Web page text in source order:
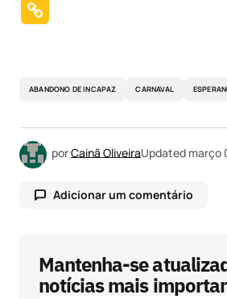
ABANDONO DE INCAPAZ CARNAVAL
porCainã OliveiraUpdated março
Adicionar um comentário
O seu endereço de e-mail não
Campos obrigatórios são
Mantenha-se
notícias mais